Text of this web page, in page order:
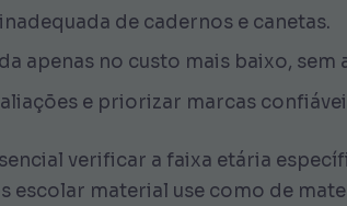
de cadernos e canetas.
apenas no custo mais baixo,
e priorizar marcas
verificar a faixa etária
material use como de